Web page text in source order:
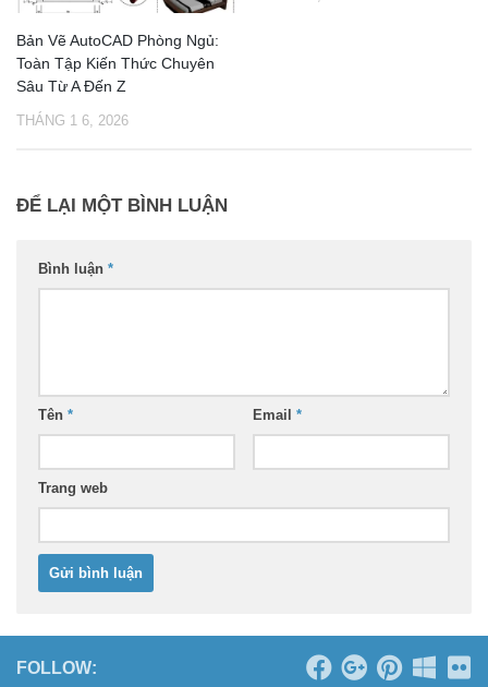
Bản Vẽ AutoCAD Phòng Ngủ:
Toàn Tập Kiến Thức Chuyên
Sâu Từ A Đến Z
THÁNG 1 6, 2026
ĐỂ LẠI MỘT BÌNH LUẬN
Bình luận *
Tên * Email *
Trang web
FOLLOW: